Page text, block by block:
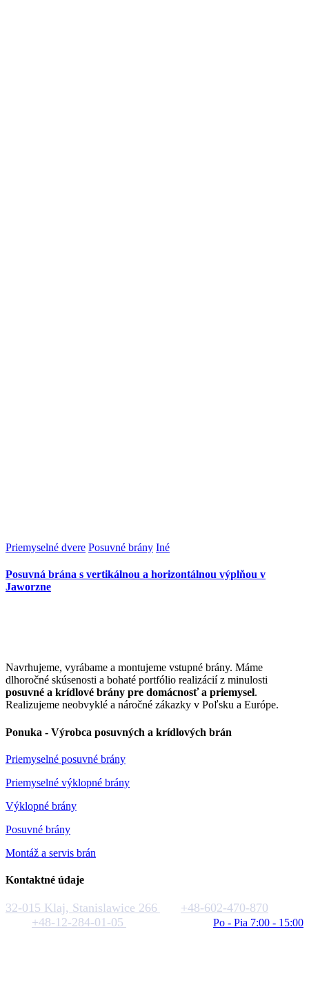
Priemyselné dvere Posuvné brány Iné
Posuvná brána s vertikálnou a horizontálnou výplňou v
Jaworzne
Navrhujeme, vyrábame a montujeme vstupné brány. Máme
dlhoročné skúsenosti a bohaté portfólio realizácií z minulosti
posuvné a krídlové brány pre domácnosť a priemysel.
Realizujeme neobvyklé a náročné zákazky v Poľsku a Európe.
Ponuka - Výrobca posuvných a krídlových brán
Priemyselné posuvné brány
Priemyselné výklopné brány
Výklopné brány
Posuvné brány
Montáž a servis brán
Kontaktné údaje
32-015 Klaj, Stanislawice 266
+48-602-470-870
+48-12-284-01-05
Po - Pia 7:00 - 15:00